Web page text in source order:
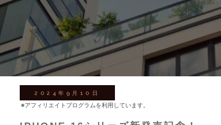
2024年9月10日
※アフィリエイトプログラムを利用しています。